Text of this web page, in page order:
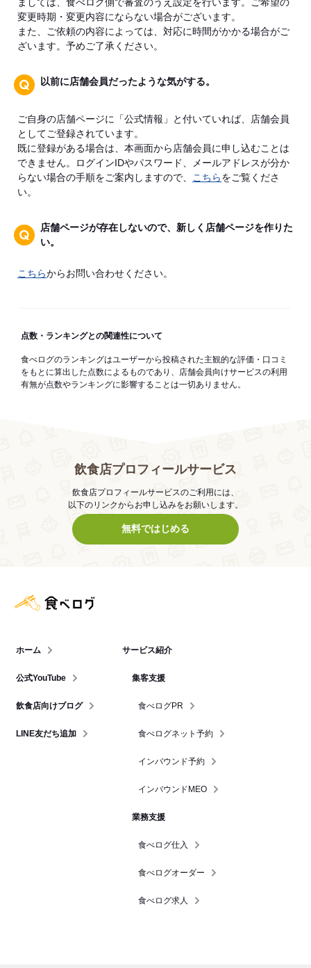
変更時期・変更内容にならない場合がございます。
また、ご依頼の内容によっては、対応に時間がかかる場合がご
ざいます。予めご了承ください。
以前に店舗会員だったような気がする。
ご自身の店舗ページに「公式情報」と付いていれば、店舗会員
としてご登録されています。
既に登録がある場合は、本画面から店舗会員に申し込むことは
できません。ログインIDやパスワード、メールアドレスが分か
らない場合の手順をご案内しますので、
こちらをご覧くださ
い。
店舗ページが存在しないので、新しく店舗ページを作りた
い。
こちらからお問い合わせください。
点数・ランキングとの関連性について
食べログのランキングはユーザーから投稿された主観的な評価・口コミ
をもとに算出した点数によるものであり、店舗会員向けサービスの利用
有無が点数やランキングに影響することは一切ありません。
飲食店プロフィールサービス
飲食店プロフィールサービスのご利用には、
以下のリンクからお申し込みをお願いします。
無料ではじめる
ホーム
公式YouTube
飲食店向けブログ
LINE友だち追加
サービス紹介
集客支援
食べログPR
食べログネット予約
インバウンド予約
インバウンドMEO
業務支援
食べログ仕入
食べログオーダー
食べログ求人